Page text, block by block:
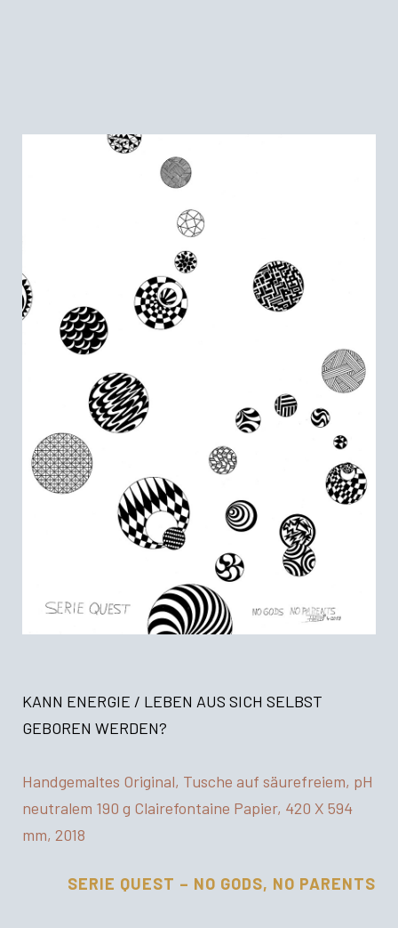
KANN ENERGIE / LEBEN AUS SICH SELBST
GEBOREN WERDEN?
Handgemaltes Original, Tusche auf säurefreiem, pH
neutralem 190 g Clairefontaine Papier, 420 X 594
mm, 2018
SERIE QUEST – NO GODS, NO PARENTS